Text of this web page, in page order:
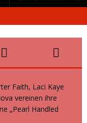
Faith, Laci Kaye
vereinen ihre
„Pearl Handled